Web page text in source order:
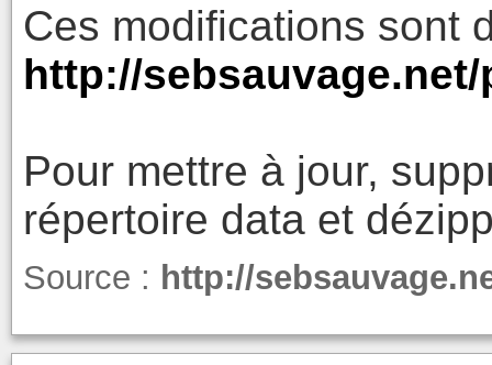
Ces modifications sont
http://sebsauvage.net/
Pour mettre à jour,
répertoire data et
Source : http://